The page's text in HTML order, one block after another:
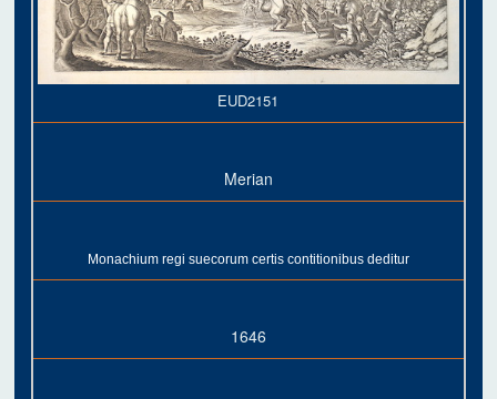
EUD2151
Merian
Monachium regi suecorum certis contitionibus deditur
1646